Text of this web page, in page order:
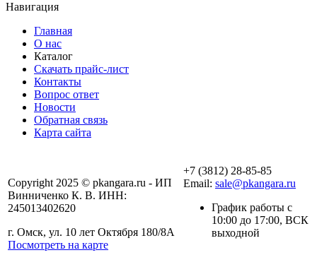
Навигация
Главная
О нас
Каталог
Скачать прайс-лист
Контакты
Вопрос ответ
Новости
Обратная связь
Карта сайта
Copyright 2025 © pkangara.ru - ИП
Винниченко К. В. ИНН:
245013402620
г. Омск, ул. 10 лет Октября 180/8А
Посмотреть на карте
+7 (3812) 28-85-85
Email: sale@pkangara.ru
График работы с
10:00 до 17:00, ВСК
выходной